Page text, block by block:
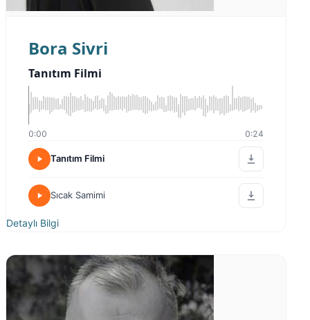
Bora Sivri
Tanıtım Filmi
0:00 0:24
Tanıtım Filmi
Sıcak Samimi
Detaylı Bilgi